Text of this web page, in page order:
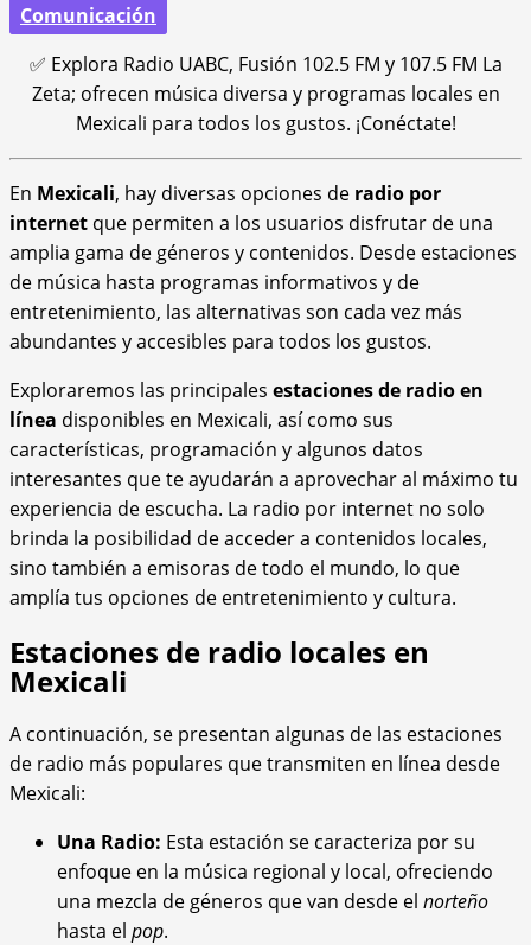
Comunicación
✅ Explora Radio UABC, Fusión 102.5 FM y 107.5 FM La
Zeta; ofrecen música diversa y programas locales en
Mexicali para todos los gustos. ¡Conéctate!
En Mexicali, hay diversas opciones de radio por
internet que permiten a los usuarios disfrutar de una
amplia gama de géneros y contenidos. Desde estaciones
de música hasta programas informativos y de
entretenimiento, las alternativas son cada vez más
abundantes y accesibles para todos los gustos.
Exploraremos las principales estaciones de radio en
línea disponibles en Mexicali, así como sus
características, programación y algunos datos
interesantes que te ayudarán a aprovechar al máximo tu
experiencia de escucha. La radio por internet no solo
brinda la posibilidad de acceder a contenidos locales,
sino también a emisoras de todo el mundo, lo que
amplía tus opciones de entretenimiento y cultura.
Estaciones de radio locales en
Mexicali
A continuación, se presentan algunas de las estaciones
de radio más populares que transmiten en línea desde
Mexicali:
Una Radio: Esta estación se caracteriza por su
enfoque en la música regional y local, ofreciendo
una mezcla de géneros que van desde el norteño
hasta el pop.